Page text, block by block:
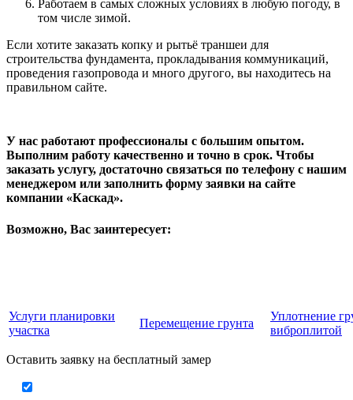
Работаем в самых сложных условиях в любую погоду, в
том числе зимой.
Если хотите заказать копку и рытьё траншеи для
строительства фундамента, прокладывания коммуникаций,
проведения газопровода и много другого, вы находитесь на
правильном сайте.
У нас работают профессионалы с большим опытом.
Выполним работу качественно и точно в срок. Чтобы
заказать услугу, достаточно связаться по телефону с нашим
менеджером или заполнить форму заявки на сайте
компании «Каскад».
Возможно, Вас заинтересует:
Услуги планировки
участка
Перемещение грунта
Уплотнение
виброплитой
Оставить заявку на бесплатный замер